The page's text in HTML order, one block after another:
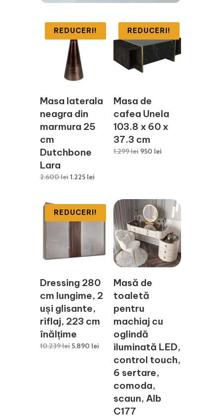
REDUCERI!
Masa laterala
neagra din
marmura 25
cm
Dutchbone
Lara
2.600leiPrețul
fost:
2.600 lei.
1.225 leiPrețul
1.225 lei.
REDUCERI!
Masa de
cafea Unela
103.8 x 60 x
37.3 cm
1.299lei Prețul
950 leiPrețul
REDUCERI!
Dressing 280
cm lungime, 2
uși glisante,
riflaj, 223 cm
înălțime
10.239leiPrețul
5.890 leiPrețul
curent
Masă de
toaletă
pentru
machiaj cu
oglindă
iluminată LED,
control touch,
6 sertare,
comoda,
scaun, Alb
C177